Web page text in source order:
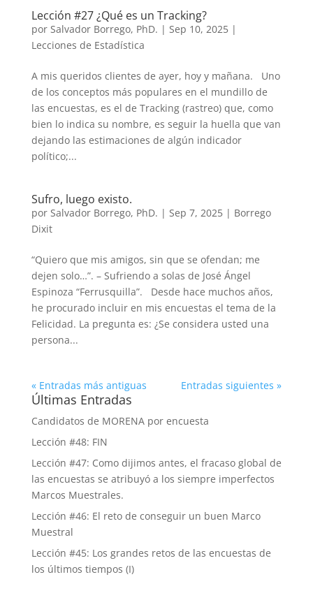
Lección #27 ¿Qué es un Tracking?
por Salvador Borrego, PhD. | Sep 10, 2025|
Lecciones de Estadística
A mis queridos clientes de ayer, hoy y mañana. Uno
de los conceptos más populares en el mundillo de
las encuestas, es el de Tracking (rastreo) que, como
bien lo indica su nombre, es seguir la huella que van
dejando las estimaciones de algún indicador
político;...
Sufro, luego existo.
por Salvador Borrego, PhD. | Sep 7, 2025| Borrego
Dixit
“Quiero que mis amigos, sin que se ofendan; me
dejen solo…”. – Sufriendo a solas de José Ángel
Espinoza “Ferrusquilla”. Desde hace muchos años,
he procurado incluir en mis encuestas el tema de la
Felicidad. La pregunta es: ¿Se considera usted una
persona...
« Entradas más antiguas Entradas siguientes »
Últimas Entradas
Candidatos de MORENA por encuesta
Lección #48: FIN
Lección #47: Como dijimos antes, el fracaso global de
las encuestas se atribuyó a los siempre imperfectos
Marcos Muestrales.
Lección #46: El reto de conseguir un buen Marco
Muestral
Lección #45: Los grandes retos de las encuestas de
los últimos tiempos (I)